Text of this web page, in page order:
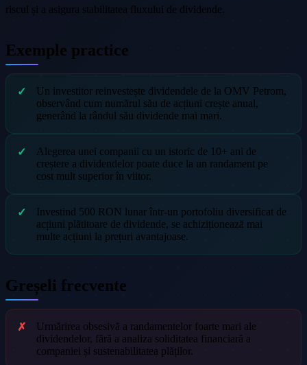
riscul și a asigura stabilitatea fluxului de dividende.
Exemple practice
Un investitor reinvestește dividendele de la OMV Petrom,
observând cum numărul său de acțiuni crește anual,
generând la rândul său dividende mai mari.
Alegerea unei companii cu un istoric de 10+ ani de
creștere a dividendelor poate duce la un randament pe
cost mult superior în viitor.
Investind 500 RON lunar într-un portofoliu diversificat de
acțiuni plătitoare de dividende, se achiziționează mai
multe acțiuni la prețuri avantajoase.
Greșeli frecvente
Urmărirea obsesivă a randamentelor foarte mari ale
dividendelor, fără a analiza soliditatea financiară a
companiei și sustenabilitatea plăților.